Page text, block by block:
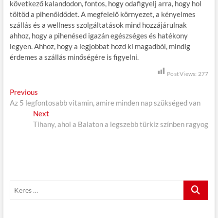
következő kalandodon, fontos, hogy odafigyelj arra, hogy hol
töltöd a pihenőidődet. A megfelelő környezet, a kényelmes
szállás és a wellness szolgáltatások mind hozzájárulnak
ahhoz, hogy a pihenésed igazán egészséges és hatékony
legyen. Ahhoz, hogy a legjobbat hozd ki magadból, mindig
érdemes a szállás minőségére is figyelni.
Post Views: 277
B
e
z
é
Previous
r
e
v
s
Az 5 legfontosabb vitamin, amire minden nap szükséged van
Next
e
:
Tihany, ahol a Balaton a legszebb türkiz színben ragyog